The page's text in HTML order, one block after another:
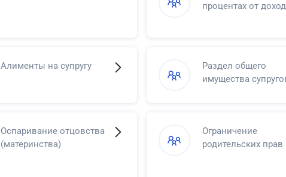
процентах от
Алименты на супругу
Раздел общего
имущества
Оспаривание отцовства
(материнства)
Ограничение
родительских прав